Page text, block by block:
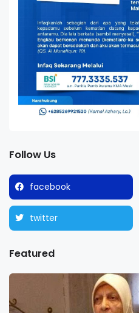
Follow Us
facebook
twitter
Featured